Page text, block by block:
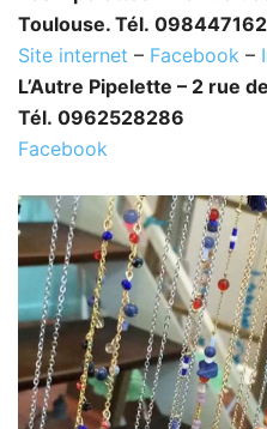
Toulouse. Tél.
Site internet – Facebook –
L’Autre Pipelette – 2 rue
Tél. 0962528286
Facebook